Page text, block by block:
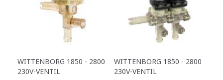
WITTENBORG 1850 - 2800
230V-VENTIL
WITTENBORG 1850 - 2800
230V-VENTIL